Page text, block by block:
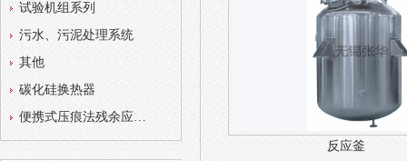
试验机组系列
污水、污泥处理系统
其他
碳化硅换热器
便携式压痕法残余应力测试仪
反应釜